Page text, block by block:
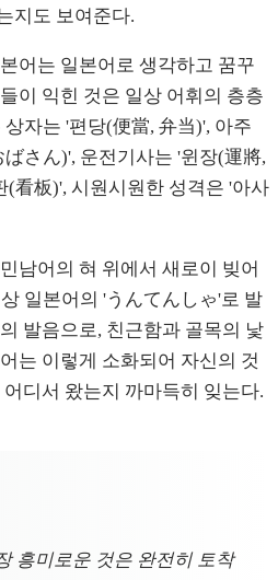
지도 보여준다.
어는 일본어로 생각하고 꿈꾸
이 익힌 것은 일상 어휘의 층층
자는 '편당(便當, 弁当)', 아주
さん)', 운전기사는 '윈장(運將,
(看板)', 시원시원한 성격은 '아사
남어의 혀 위에서 새로이 빚어
일본어의 'うんてんしゃ'로 발
발음으로, 친근함과 골목의 낯
는 이렇게 소화되어 자신의 것
디서 왔는지 까마득히 잊는다.
흥미로운 것은 완전히 토착